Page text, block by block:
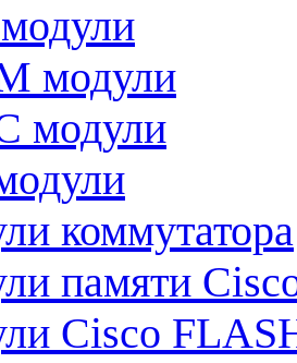
модули
модули
коммутатора
памяти
Cisco